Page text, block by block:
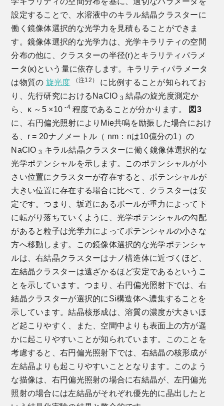
設定することで、水溶液中のキラル結晶クラスターに
働く鏡像体選択的な光学力を見積もることができま
す。鏡像体選択的な光学力は、光学キラリティの空間
分布の他に、クラスターの半径(r)とキラリティパラメ
ータ(κ)という量に依存します。キラリティパラメータ
は物質の 旋光度 （注12）
に比例することが知られてお
り、先行研究におけるNaClO 3 結晶の旋光度測定か
ら、κ ～5 ×10-4程度であることが分かります。
図3
に、右円偏光照射によりMie共鳴を励振した場合におけ
る、r = 20ナノメートル（ nm：nは10億分の1）の
NaClO3 キラル結晶クラスターに働く鏡像体選択的な
光学ポテンシャルを示します。このポテンシャルが小
さい位置にクラスターが存在すると、ポテンシャルが
大きい位置に存在する場合に比べて、クラスターは安
定です。つまり、坂道にあるボールが重力によって下
に転がり落ちていくように、光学ポテンシャルの勾配
があると粒子は光学力によってポテンシャルの小さな
方へ移動します。この鏡像体選択的な光学ポテンシャ
ルは、右結晶クラスターはナノ構造体に近づくほど、
左結晶クラスターは遠ざかるほど安定であるというこ
とを示しています。つまり、右円偏光照射下では、右
結晶クラスターが選択的にSi構造体へ濃集することを
示しています。結晶核形成は、溶質の濃度が大きいほ
ど起こりやすく、また、空間中よりも表面上の方が遥
かに起こりやすいことが知られています。このことを
考慮すると、右円偏光照射下では、右結晶の核形成が
左結晶よりも起こりやすいこととなります。このよう
な描像は、右円偏光照射の場合に右結晶が、左円偏光
照射の場合には左結晶がそれぞれ優先的に晶出したと